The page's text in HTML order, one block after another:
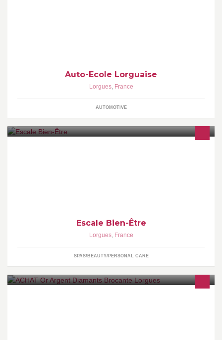
Auto-Ecole Lorguaise
Lorgues, France
AUTOMOTIVE
Escale Bien-Être
Lorgues, France
SPAS/BEAUTY/PERSONAL CARE